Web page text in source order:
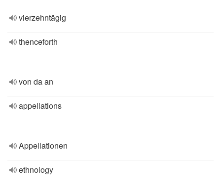
vierzehntägig
thenceforth
von da an
appellations
Appellationen
ethnology